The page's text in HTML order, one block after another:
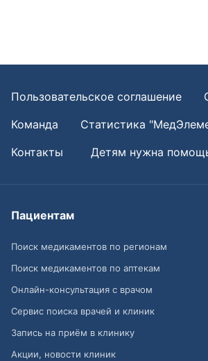
Пользовательское соглашение
Команда
Статистика
Контакты
Детям нужна
Пациентам
Поиск медикаментов по регионам
Поиск медикаментов по аптекам
Онлайн-консультация с врачом
Сервис поиска врачей и клиник
Запись на приём в клинику
Акции, новости клиник